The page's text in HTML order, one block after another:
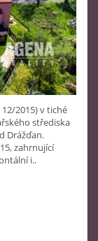
2015) v tiché
střediska
Drážďan.
zahrnující
i..